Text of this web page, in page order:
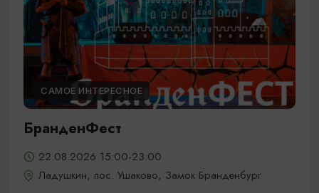
САМОЕ ИНТЕРЕСНОЕ
БранденФест
22.08.2026 15:00-23:00
Ладушкин, пос. Ушаково, Замок Бранденбург